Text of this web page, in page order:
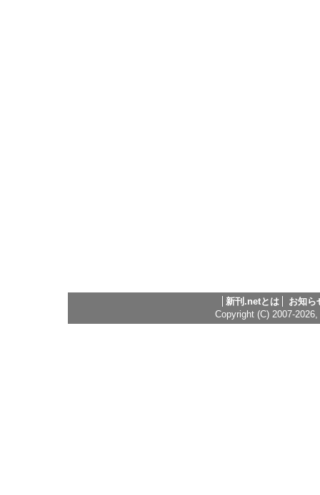
新刊.netとは
お知ら
Copyright (C) 2007-2026,